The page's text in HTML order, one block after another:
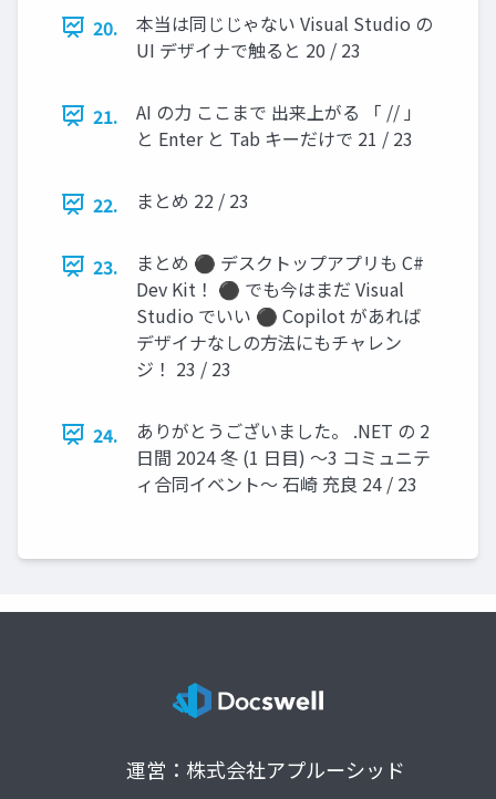
20.
本当は同じじゃない Visual Studio の
UI デザイナで触ると 20 / 23
21.
AI の力 ここまで 出来上がる 「 // 」
と Enter と Tab キーだけで 21 / 23
22. まとめ 22 / 23
23.
まとめ ⚫ デスクトップアプリも C#
Dev Kit！ ⚫ でも今はまだ Visual
Studio でいい ⚫ Copilot があれば
デザイナなしの方法にもチャレン
ジ！ 23 / 23
24.
ありがとうございました。 .NET の 2
日間 2024 冬 (1 日目) ～3 コミュニテ
ィ合同イベント～ 石崎 充良 24 / 23
運営：株式会社アプルーシッド